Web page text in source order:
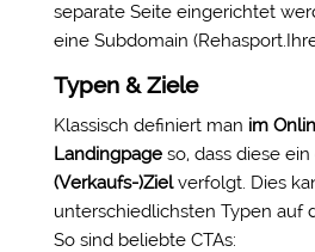
separate Seite eingerichtet
eine Subdomain
Typen & Ziele
Klassisch definiert man im
Landingpageso, dass diese ein
(Verkaufs-)Zielverfolgt. Dies
unterschiedlichsten Typen auf
So sind beliebte CTAs: